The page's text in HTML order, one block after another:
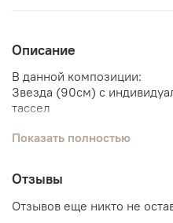
Описание
В данной композиции:
Звезда (90см) с
тассел
(надпись можно изменить
3 агата
3 чёрных шарика
4 шарика хром серебро
Показать полностью
Отзывы
Отзывов еще никто не